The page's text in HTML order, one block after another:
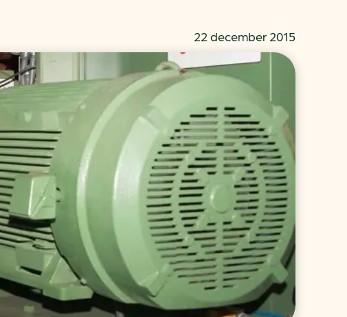
gebouw
bedrijfsvoering
MKB energie bespaarcheck
Terugverdien­tijden
Subsidiewijzer voor ondernemers
Voorkomen van klimaatschade
Autobrandstof besparen
Verlichtingscan
Wegwijzers energie besparen
Hergebruiken of recyclen van bijproducten
voor het MKB
Energie besparen op uw PC
info@klimaatplein.nl (073) 822 74 86
22 december 2015